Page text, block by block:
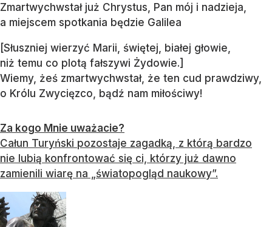
Zmartwychwstał już Chrystus, Pan mój i nadzieja,
a miejscem spotkania będzie Galilea
[Słuszniej wierzyć Marii, świętej, białej głowie,
niż temu co plotą fałszywi Żydowie.]
Wiemy, żeś zmartwychwstał, że ten cud prawdziwy,
o Królu Zwycięzco, bądź nam miłościwy!
Za kogo Mnie uważacie?
Całun Turyński pozostaje zagadką, z którą bardzo
nie lubią konfrontować się ci, którzy już dawno
zamienili wiarę na „światopogląd naukowy”.